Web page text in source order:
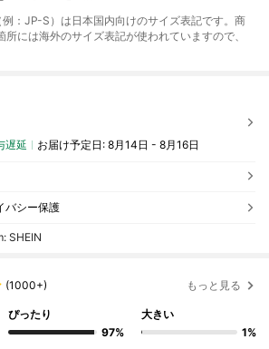
例：JP-S）は日本国内向けのサイズ表記です。商
には海外のサイズ表記が使われていますので、
遅延 お届け予定日: 8月14日 - 8月16日
バシー保護
SHEIN
(1000+) もっと見る
ぴったり
97%
大きい
1%